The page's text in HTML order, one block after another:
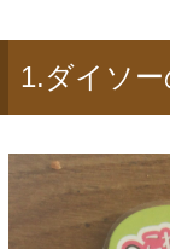
1.ダイソ